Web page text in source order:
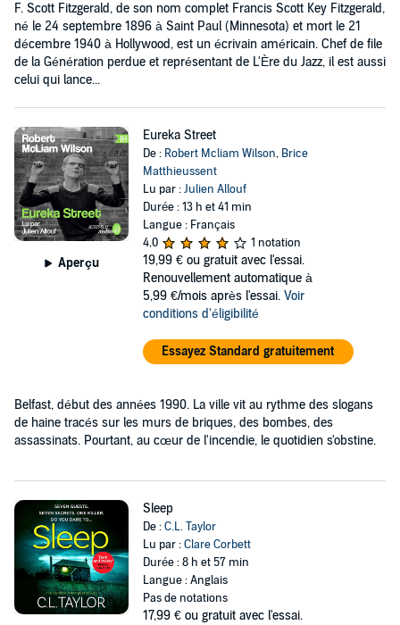
F. Scott Fitzgerald, de son nom complet Francis Scott Key Fitzgerald,
né le 24 septembre 1896 à Saint Paul (Minnesota) et mort le 21
décembre 1940 à Hollywood, est un écrivain américain. Chef de file
de la Génération perdue et représentant de L'Ère du Jazz, il est aussi
celui qui lance...
Aperçu
Eureka Street
De : Robert Mcliam Wilson, Brice
Matthieussent
Lu par :Julien Allouf
Durée : 13 h et 41 min
Langue : Français
4,0
1 notation
19,99 € ou gratuit avec l'essai.
Renouvellement automatique à
5,99 €/mois après l'essai. Voir
conditions d'éligibilité
Essayez Standard gratuitement
Belfast, début des années 1990. La ville vit au rythme des slogans
de haine tracés sur les murs de briques, des bombes, des
assassinats. Pourtant, au cœur de l'incendie, le quotidien s'obstine.
Sleep
De :C.L. Taylor
Lu par :Clare Corbett
Durée : 8 h et 57 min
Langue : Anglais
Pas de notations
17,99 € ou gratuit avec l'essai.